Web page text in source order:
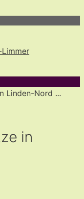
Linden-Nord ...
in